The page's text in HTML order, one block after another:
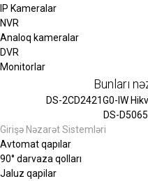
IP Kameralar
NVR
Analoq kameralar
DVR
Monitorlar
Bunları
DS-2CD2421G0-IW
DS-
Girişə Nəzarət Sistemləri
Avtomat qapılar
90° darvaza qolları
Jaluz qapilar